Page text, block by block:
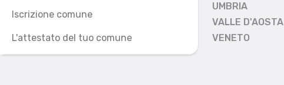
Iscrizione comune
L'attestato del tuo comune
UMBRIA
VALLE D'AOSTA
VENETO